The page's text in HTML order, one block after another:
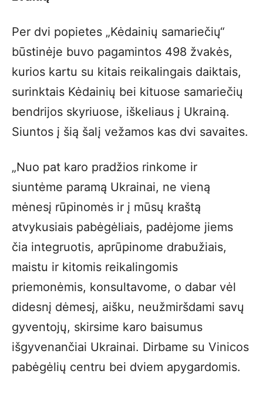
Per dvi popietes „Kėdainių samariečių“
būstinėje buvo pagamintos 498 žvakės,
kurios kartu su kitais reikalingais daiktais,
surinktais Kėdainių bei kituose samariečių
bendrijos skyriuose, iškeliaus į Ukrainą.
Siuntos į šią šalį vežamos kas dvi savaites.
„Nuo pat karo pradžios rinkome ir
siuntėme paramą Ukrainai, ne vieną
mėnesį rūpinomės ir į mūsų kraštą
atvykusiais pabėgėliais, padėjome jiems
čia integruotis, aprūpinome drabužiais,
maistu ir kitomis reikalingomis
priemonėmis, konsultavome, o dabar vėl
didesnį dėmesį, aišku, neužmiršdami savų
gyventojų, skirsime karo baisumus
išgyvenančiai Ukrainai. Dirbame su Vinicos
pabėgėlių centru bei dviem apygardomis.